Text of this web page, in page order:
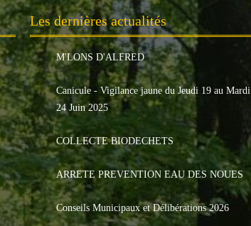
Les dernières actualités
M'LONS D'ALFRED
Canicule - Vigilance jaune du Jeudi 19 au Mardi
24 Juin 2025
COLLECTE BIODECHETS
ARRETE PREVENTION EAU DES NOUES
Conseils Municipaux et Délibérations 2026